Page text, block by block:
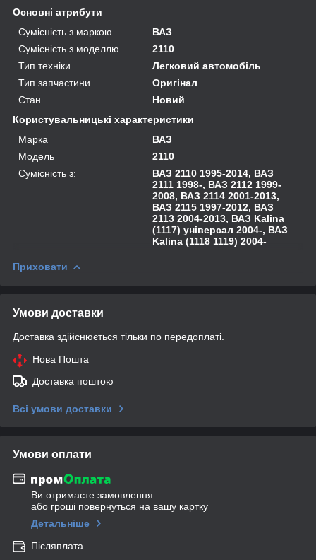
Основні атрибути
Сумісність з маркою
ВАЗ
Сумісність з моделлю
2110
Тип техніки
Легковий автомобіль
Тип запчастини
Оригінал
Стан
Новий
Користувальницькі характеристики
Марка
ВАЗ
Модель
2110
Сумісність з:
ВАЗ 2110 1995-2014, ВАЗ
2111 1998-, ВАЗ 2112 1999-
2008, ВАЗ 2114 2001-2013,
ВАЗ 2115 1997-2012, ВАЗ
2113 2004-2013, ВАЗ Kalina
(1117) універсал 2004-, ВАЗ
Kalina (1118 1119) 2004-
Приховати
Умови доставки
Доставка здійснюється тільки по передоплаті.
Нова Пошта
Доставка поштою
Всі умови доставки
Умови оплати
Ви отримаєте замовлення
або гроші повернуться на вашу картку
Детальніше
Післяплата